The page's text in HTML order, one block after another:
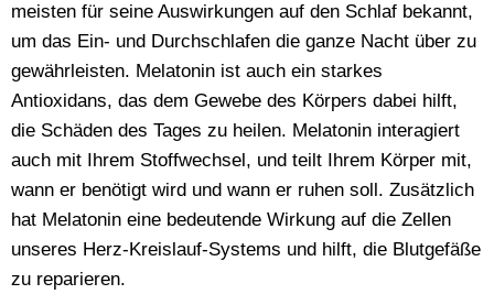
meisten für seine Auswirkungen auf den Schlaf bekannt,
um das Ein- und Durchschlafen die ganze Nacht über zu
gewährleisten. Melatonin ist auch ein starkes
Antioxidans, das dem Gewebe des Körpers dabei hilft,
die Schäden des Tages zu heilen. Melatonin interagiert
auch mit Ihrem Stoffwechsel, und teilt Ihrem Körper mit,
wann er benötigt wird und wann er ruhen soll. Zusätzlich
hat Melatonin eine bedeutende Wirkung auf die Zellen
unseres Herz-Kreislauf-Systems und hilft, die Blutgefäße
zu reparieren.